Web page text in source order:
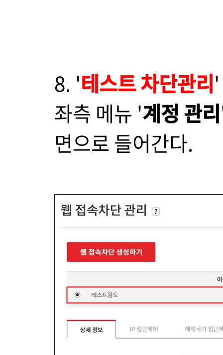
8. '테스트 차단관리'
좌측 메뉴 '계정 관리
면으로 들어간다.